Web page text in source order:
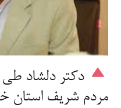
دکتر دلشاد طی
مردم شریف استان